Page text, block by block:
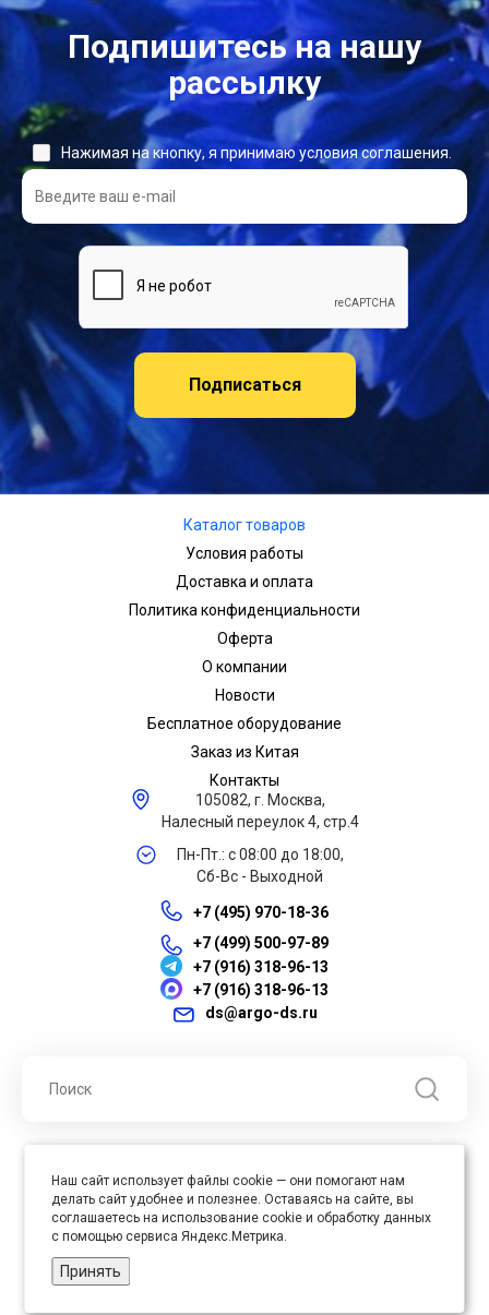
Подпишитесь на нашу
рассылку
Подписаться
Нажимая на кнопку, я принимаю условия соглашения.
Каталог товаров
Условия работы
Доставка и оплата
Политика конфиденциальности
Оферта
О компании
Новости
Бесплатное оборудование
Заказ из Китая
Контакты
105082, г. Москва,
Налесный переулок 4, стр.4
Пн-Пт.: с 08:00 до 18:00,
Сб-Вс - Выходной
+7 (495) 970-18-36
+7 (499) 500-97-89
+7 (916) 318-96-13
+7 (916) 318-96-13
ds@argo-ds.ru
права защищены
Юр. адрес : 105005, г. Москва, ул. Бауманская, д.20, стр. 3
Наш сайт использует файлы cookie — они помогают нам
делать сайт удобнее и полезнее. Оставаясь на сайте, вы
соглашаетесь на использование cookie и обработку данных
с помощью сервиса Яндекс.Метрика.
Принять